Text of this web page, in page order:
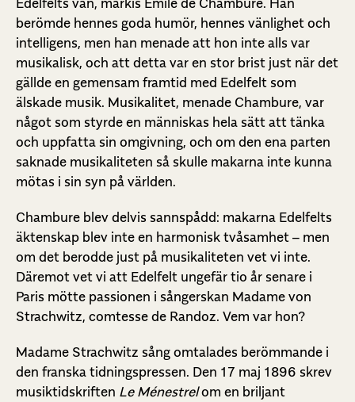
berömde hennes goda humör, hennes vänlighet och
intelligens, men han menade att hon inte alls var
musikalisk, och att detta var en stor brist just när det
gällde en gemensam framtid med Edelfelt som
älskade musik. Musikalitet, menade Chambure, var
något som styrde en människas hela sätt att tänka
och uppfatta sin omgivning, och om den ena parten
saknade musikaliteten så skulle makarna inte kunna
mötas i sin syn på världen.
Chambure blev delvis sannspådd: makarna Edelfelts
äktenskap blev inte en harmonisk tvåsamhet – men
om det berodde just på musikaliteten vet vi inte.
Däremot vet vi att Edelfelt ungefär tio år senare i
Paris mötte passionen i sångerskan Madame von
Strachwitz, comtesse de Randoz. Vem var hon?
Madame Strachwitz sång omtalades berömmande i
den franska tidningspressen. Den 17 maj 1896 skrev
musiktidskriften Le Ménestrelom en briljant